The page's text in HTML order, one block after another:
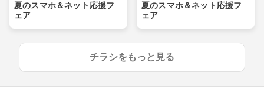
夏のスマホ＆ネット応援フ
ェア
夏のスマホ＆ネット応援フ
ェア
チラシをもっと見る